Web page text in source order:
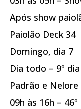
Após show
Paiolão Deck 34
Domingo, dia 7
Dia todo – 9º
Padrão e
09h às 16h –